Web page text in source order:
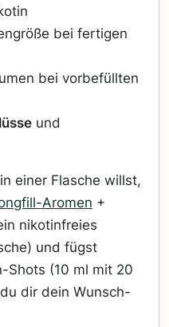
bei fertigen
bei vorbefüllten
und
einer Flasche willst,
Aromen +
nikotinfreies
und fügst
Shots (10 ml mit 20
dir dein Wunsch-